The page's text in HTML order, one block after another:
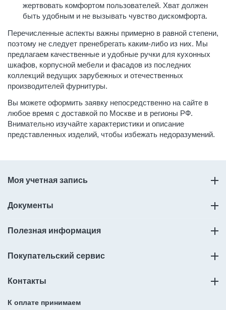
жертвовать комфортом пользователей. Хват должен
быть удобным и не вызывать чувство дискомфорта.
Перечисленные аспекты важны примерно в равной степени,
поэтому не следует пренебрегать каким-либо из них. Мы
предлагаем качественные и удобные ручки для кухонных
шкафов, корпусной мебели и фасадов из последних
коллекций ведущих зарубежных и отечественных
производителей фурнитуры.
Вы можете оформить заявку непосредственно на сайте в
любое время с доставкой по Москве и в регионы РФ.
Внимательно изучайте характеристики и описание
представленных изделий, чтобы избежать недоразумений.
Моя учетная запись
Документы
Полезная информация
Покупательский сервис
Контакты
К оплате принимаем